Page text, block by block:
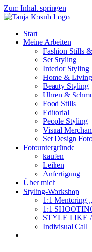
Zum Inhalt springen
Start
Meine Arbeiten
Fashion Stills
Set Styling
Interior Styling
Home & Living
Beauty Styling
Uhren &
Food Stills
Editorial
People Styling
Visual
Set Design
Fotountergründe
kaufen
Leihen
Anfertigung
Über mich
Styling-Workshop
1:1 Mentoring
1:1
STYLE LIKE
Indivisual Call